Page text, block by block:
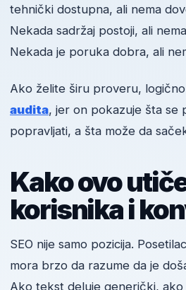
tehnički dostupna, ali nema
Nekada sadržaj postoji, ali
Nekada je poruka dobra, ali
Ako želite širu proveru,
audita, jer on pokazuje šta se
popravljati, a šta može da
Kako ovo
korisnika i
SEO nije samo pozicija.
mora brzo da razume da je
Ako tekst deluje generički,